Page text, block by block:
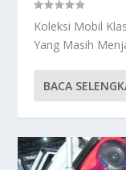
Koleksi Mobil
Yang Masih
BACA